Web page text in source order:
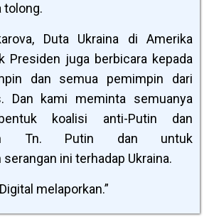
tolong.
Duta Ukraina di Amerika
Presiden juga berbicara kepada
dan semua pemimpin dari
Dan kami meminta semuanya
koalisi anti-Putin dan
Tn. Putin dan untuk
ini terhadap Ukraina.
melaporkan.”